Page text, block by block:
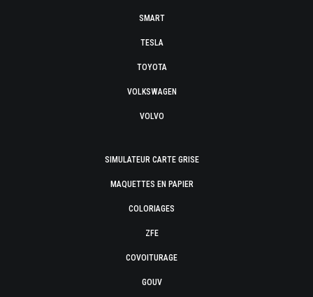
SMART
TESLA
TOYOTA
VOLKSWAGEN
VOLVO
SIMULATEUR CARTE GRISE
MAQUETTES EN PAPIER
COLORIAGES
ZFE
COVOITURAGE
GOUV